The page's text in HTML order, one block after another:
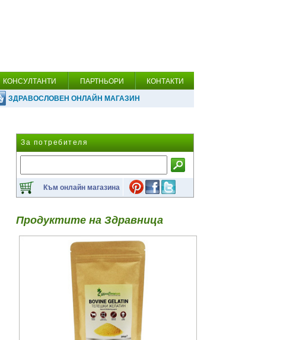
КОНСУЛТАНТИ ПАРТНЬОРИ КОНТАКТИ
ЗДРАВОСЛОВЕН ОНЛАЙН МАГАЗИН
За потребителя
Към онлайн магазина
Продуктите на Здравница